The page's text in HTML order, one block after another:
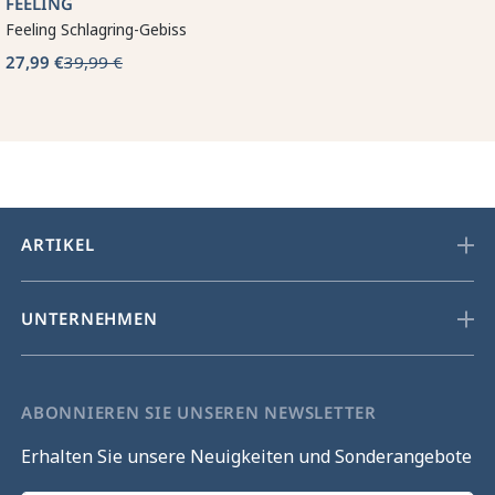
Feeling Schlagring-Gebiss
27,99 €39,99 €
ARTIKEL
UNTERNEHMEN
ABONNIEREN SIE UNSEREN NEWSLETTER
Erhalten Sie unsere Neuigkeiten und Sonderangebote